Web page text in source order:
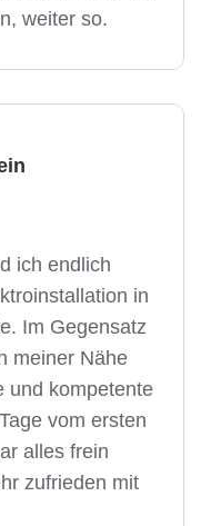
weiter so.
ich endlich
in
Im Gegensatz
meiner Nähe
und kompetente
vom ersten
alles frein
zufrieden mit